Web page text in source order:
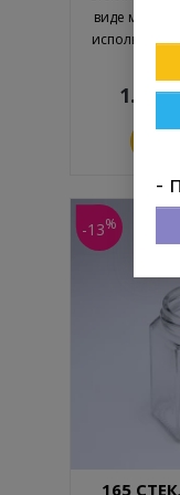
виде
1.08
165
-13%
-